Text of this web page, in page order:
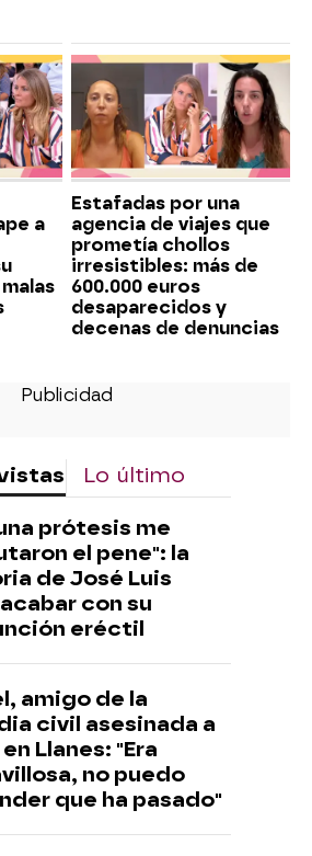
a
Estafadas por una
agencia de viajes que
prometía chollos
irresistibles: más de
600.000 euros
desaparecidos y
decenas de denuncias
Lo último
prótesis me
el pene": la
de José Luis
con su
eréctil
amigo de la
civil asesinada a
Llanes: "Era
no puedo
que ha pasado"